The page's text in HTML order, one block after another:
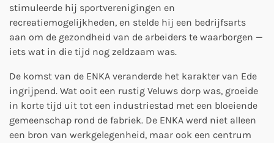
stimuleerde hij sportverenigingen en
recreatiemogelijkheden, en stelde hij een bedrijfsarts
aan om de gezondheid van de arbeiders te waarborgen —
iets wat in die tijd nog zeldzaam was.
De komst van de ENKA veranderde het karakter van Ede
ingrijpend. Wat ooit een rustig Veluws dorp was, groeide
in korte tijd uit tot een industriestad met een bloeiende
gemeenschap rond de fabriek. De ENKA werd niet alleen
een bron van werkgelegenheid, maar ook een centrum